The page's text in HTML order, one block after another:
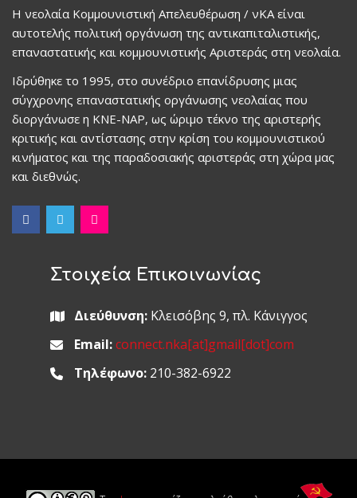
Η νεολαία Κομμουνιστική Απελευθέρωση / νΚΑ είναι
αυτοτελής πολιτική οργάνωση της αντικαπιταλιστικής,
επαναστατικής και κομμουνιστικής Αριστεράς στη νεολαία.
Ιδρύθηκε το 1995, στο συνέδριο επανίδρυσης μιας
σύγχρονης επαναστατικής οργάνωσης νεολαίας που
διοργάνωσε η ΚΝΕ-ΝΑΡ, ως ώριμο τέκνο της αριστερής
κριτικής και αντίστασης στην κρίση του κομμουνιστικού
κινήματος και της παραδοσιακής αριστεράς στη χώρα μας
και διεθνώς.
Στοιχεία Επικοινωνίας
Διεύθυνση:Κλεισόβης 9, πλ. Κάνιγγος
Email: connect.nka[at]gmail[dot]com
Τηλέφωνο:210-382-6922